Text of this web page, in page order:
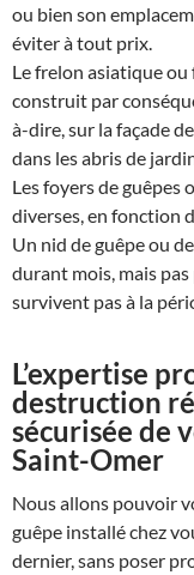
ou bien son
éviter à tout prix.
Le frelon asiatique
construit par
à-dire, sur la façade
dans les abris de
Les foyers de guêpes
diverses, en fonction
Un nid de guêpe ou
durant mois, mais pas
survivent pas à la
L’expertise
destruction
sécurisée de
Saint-Omer
Nous allons pouvoir
guêpe installé chez
dernier, sans poser